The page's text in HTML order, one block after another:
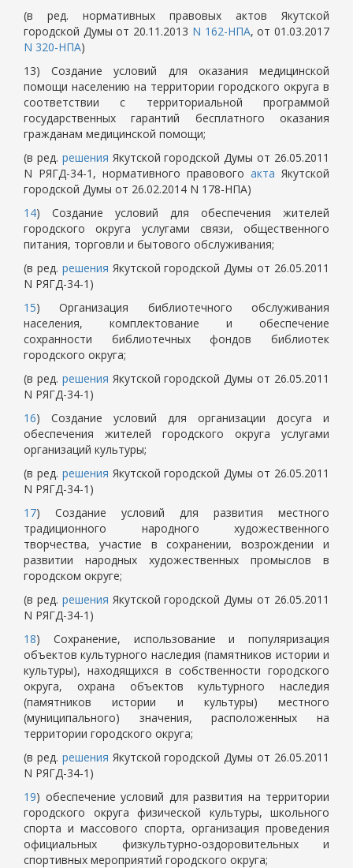
(в ред. нормативных правовых актов Якутской
городской Думы от 20.11.2013 N 162-НПА, от 01.03.2017
N 320-НПА)
13) Создание условий для оказания медицинской
помощи населению на территории городского округа в
соответствии с территориальной программой
государственных гарантий бесплатного оказания
гражданам медицинской помощи;
(в ред. решения Якутской городской Думы от 26.05.2011
N РЯГД-34-1, нормативного правового акта Якутской
городской Думы от 26.02.2014 N 178-НПА)
14) Создание условий для обеспечения жителей
городского округа услугами связи, общественного
питания, торговли и бытового обслуживания;
(в ред. решения Якутской городской Думы от 26.05.2011
N РЯГД-34-1)
15) Организация библиотечного обслуживания
населения, комплектование и обеспечение
сохранности библиотечных фондов библиотек
городского округа;
(в ред. решения Якутской городской Думы от 26.05.2011
N РЯГД-34-1)
16) Создание условий для организации досуга и
обеспечения жителей городского округа услугами
организаций культуры;
(в ред. решения Якутской городской Думы от 26.05.2011
N РЯГД-34-1)
17) Создание условий для развития местного
традиционного народного художественного
творчества, участие в сохранении, возрождении и
развитии народных художественных промыслов в
городском округе;
(в ред. решения Якутской городской Думы от 26.05.2011
N РЯГД-34-1)
18) Сохранение, использование и популяризация
объектов культурного наследия (памятников истории и
культуры), находящихся в собственности городского
округа, охрана объектов культурного наследия
(памятников истории и культуры) местного
(муниципального) значения, расположенных на
территории городского округа;
(в ред. решения Якутской городской Думы от 26.05.2011
N РЯГД-34-1)
19) обеспечение условий для развития на территории
городского округа физической культуры, школьного
спорта и массового спорта, организация проведения
официальных физкультурно-оздоровительных и
спортивных мероприятий городского округа;